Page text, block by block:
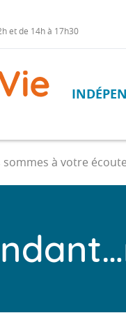
et de 14h à 17h30
à votre